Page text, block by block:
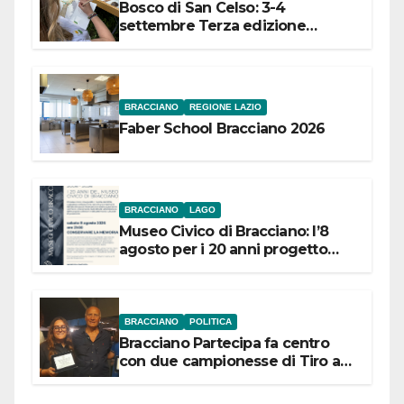
Bosco di San Celso: 3-4
settembre Terza edizione
BRACCIANO REGIONE LAZIO
Faber School Bracciano 2026
BRACCIANO LAGO
Museo Civico di Bracciano: l’8
agosto per i 20 anni progetto
BRACCIANO POLITICA
Bracciano Partecipa fa centro
con due campionesse di Tiro a